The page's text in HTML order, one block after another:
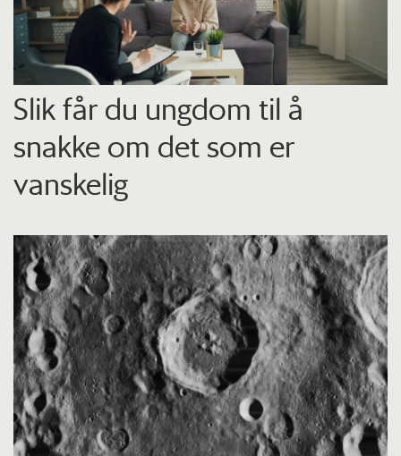
Slik får du ungdom til å
snakke om det som er
vanskelig